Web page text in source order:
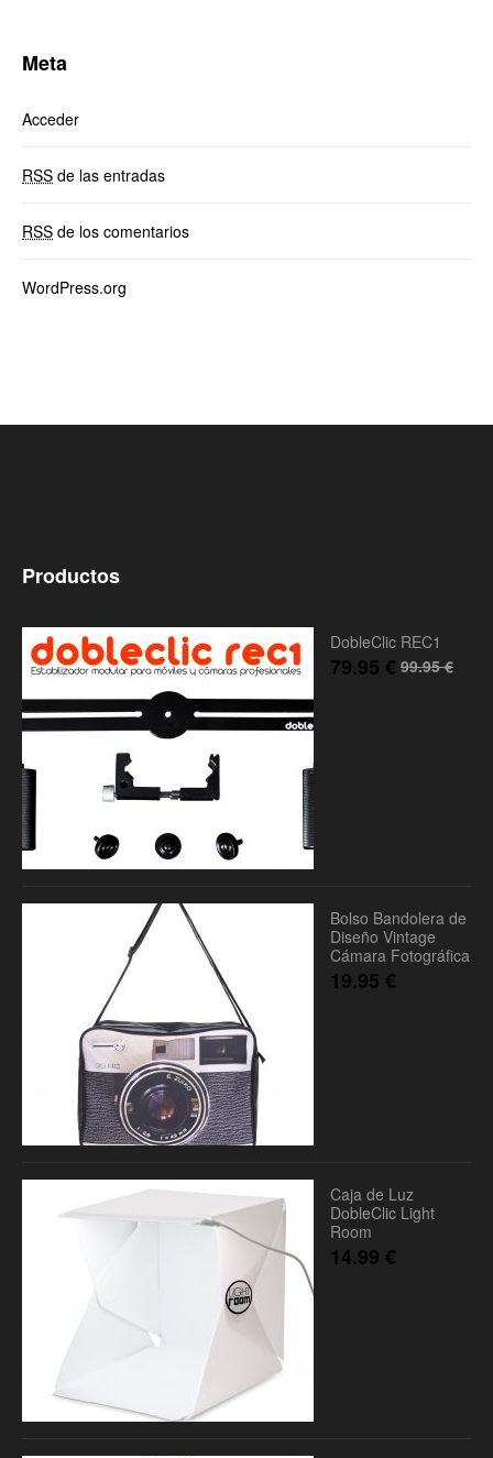
Meta
Acceder
RSS de las entradas
RSS de los comentarios
WordPress.org
Productos
DobleClic REC1
99.95€
79.95 €
Bolso Bandolera de
Diseño Vintage
Cámara Fotográfica
19.95 €
Caja de Luz
DobleClic Light
Room
14.99 €